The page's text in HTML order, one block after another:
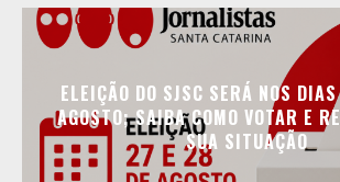
ELEIÇÃO DO SJSC SERÁ NOS
AGOSTO; SAIBA COMO VOTAR E
SUA SITUAÇÃO